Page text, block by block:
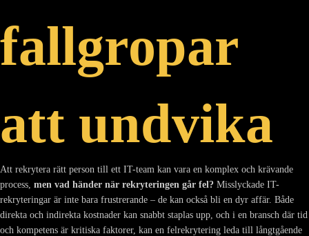
fallgropar
att undvika
Att rekrytera rätt person till ett IT-team kan vara en komplex och krävande
process, men vad händer när rekryteringen går fel? Misslyckade IT-
rekryteringar är inte bara frustrerande – de kan också bli en dyr affär. Både
direkta och indirekta kostnader kan snabbt staplas upp, och i en bransch där tid
och kompetens är kritiska faktorer, kan en felrekrytering leda till långtgående